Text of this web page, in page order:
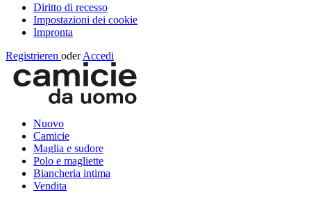
Diritto di recesso
Impostazioni dei cookie
Impronta
Registrieren oder Accedi
Nuovo
Camicie
Maglia e sudore
Polo e magliette
Biancheria intima
Vendita